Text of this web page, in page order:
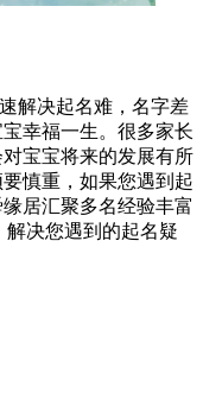
解决起名难，名字差
幸福一生。很多家长
宝宝将来的发展有所
慎重，如果您遇到起
居汇聚多名经验丰富
解决您遇到的起名疑